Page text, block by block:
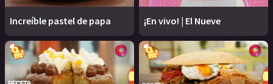
Increíble pastel de papa ¡En vivo! | El Nueve